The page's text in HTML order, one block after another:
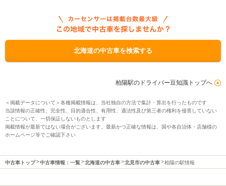
北海道の中古車を検索する
柏陽駅のドライバー豆知識トップへ
＜掲載データについて＞各種掲載情報は、当社独自の方法で集計・算出を行ったものです
当該情報の正確性、完全性、目的適合性、有用性、適法性及び第三者の権利を侵害していない
ことについて、一切保証しないものとします
掲載情報が最新ではない場合がございます。最新かつ正確な情報は、国や各自治体・店舗様の
ホームページ等でご確認下さい
中古車トップ 中古車情報：一覧 北海道の中古車 北見市の中古車 柏陽の駅情報